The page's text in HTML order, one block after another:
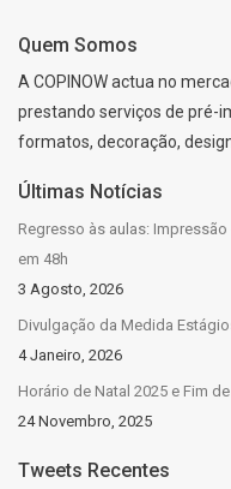
Quem Somos
A COPINOW actua no
prestando serviços de pré-
formatos, decoração,
Últimas Notícias
Regresso às aulas:
em 48h
3 Agosto, 2026
Divulgação da Medida
4 Janeiro, 2026
Horário de Natal 2025 e Fim
24 Novembro, 2025
Tweets Recentes